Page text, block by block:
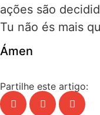
ações são
Tu não és mais
Ámen
Partilhe este artigo: